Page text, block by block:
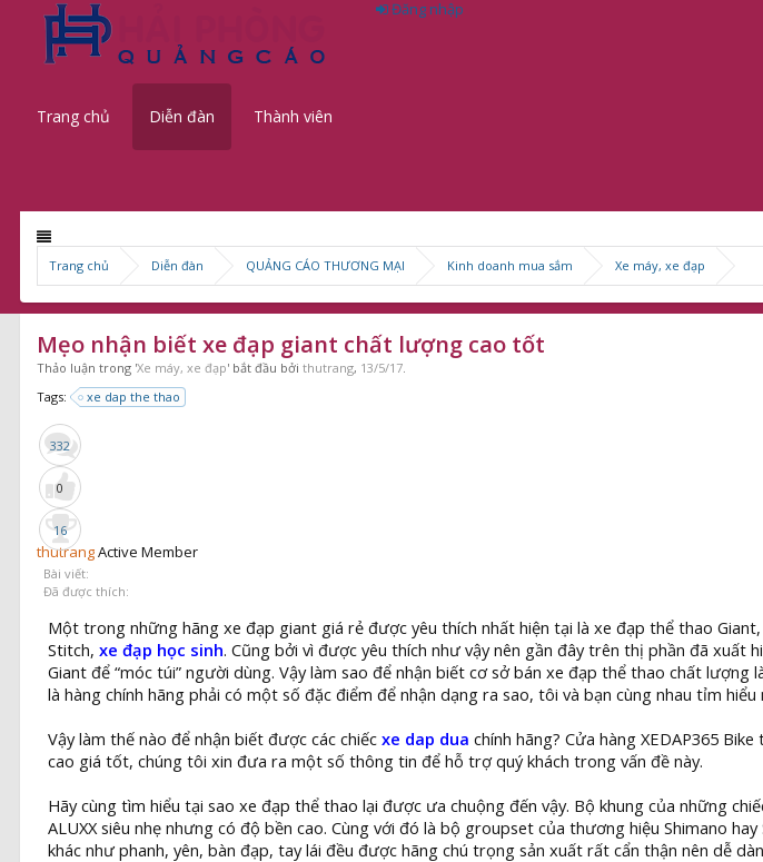
Trang chủ Diễn đàn QUẢNG CÁO THƯƠNG MẠI Kinh doanh mua sắm Xe máy, xe đạp
Mẹo nhận biết xe đạp giant chất lượng cao tốt
Thảo luận trong 'Xe máy, xe đạp' bắt đầu bởithutrang, 13/5/17.
Tags:
xe dap the thao
332
0
16
thutrangActive Member
Bài viết:
Đã được thích:
Một trong những hãng xe đạp giant giá rẻ được yêu thích nhất hiện tại là xe đạp thể thao
Stitch,xe đạp học sinh. Cũng bởi vì được yêu thích như vậy nên gần đây trên thị phần đã xuất
Giant để “móc túi” người dùng. Vậy làm sao để nhận biết cơ sở bán xe đạp thể thao chất lượng
là hàng chính hãng phải có một số đặc điểm để nhận dạng ra sao, tôi và bạn cùng nhau tỉm hiểu
Vậy làm thế nào để nhận biết được các chiếcxe dap dua chính hãng? Cửa hàng XEDAP365
cao giá tốt, chúng tôi xin đưa ra một số thông tin để hỗ trợ quý khách trong vấn đề này.
Hãy cùng tìm hiểu tại sao xe đạp thể thao lại được ưa chuộng đến vậy. Bộ khung của những
ALUXX siêu nhẹ nhưng có độ bền cao. Cùng với đó là bộ groupset của thương hiệu Shimano
khác như phanh, yên, bàn đạp, tay lái đều được hãng chú trọng sản xuất rất cẩn thận nên dễ
Đăng nhập
Trang chủ Diễn đàn Thành viên